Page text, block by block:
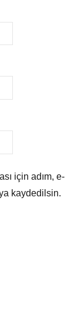
için adım, e-
kaydedilsin.